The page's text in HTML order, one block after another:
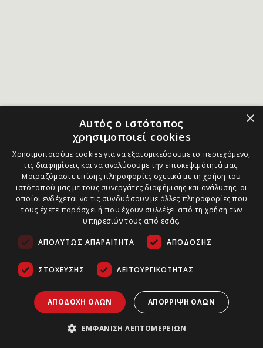
×
Αυτός ο ιστότοπος
χρησιμοποιεί cookies
Χρησιμοποιούμε cookies για να εξατομικεύσουμε το περιεχόμενο,
τις διαφημίσεις και να αναλύσουμε την επισκεψιμότητά μας.
Μοιραζόμαστε επίσης πληροφορίες σχετικά με τη χρήση του
ιστότοπού μας με τους συνεργάτες διαφήμισης και ανάλυσης, οι
οποίοι ενδέχεται να τις συνδυάσουν με άλλες πληροφορίες που
τους έχετε παράσχει ή που έχουν συλλέξει από τη χρήση των
υπηρεσιών τους από εσάς.
ΑΠΟΛΎΤΩΣ ΑΠΑΡΑΊΤΗΤΑ ΑΠΌΔΟΣΗΣ
ΣΤΌΧΕΥΣΗΣ ΛΕΙΤΟΥΡΓΙΚΌΤΗΤΑΣ
ΑΠΟΔΟΧΉ ΌΛΩΝ ΑΠΌΡΡΙΨΗ ΌΛΩΝ
ΕΜΦΆΝΙΣΗ ΛΕΠΤΟΜΕΡΕΙΏΝ